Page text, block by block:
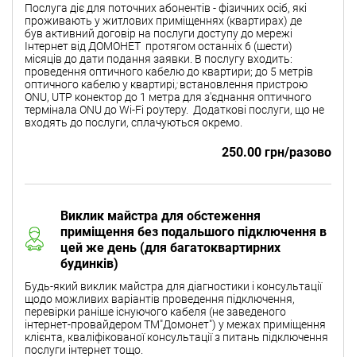
Послуга діє для поточних абонентів - фізичних осіб, які
проживають у житлових приміщеннях (квартирах) де
був активний договір на послуги доступу до мережі
Інтернет від ДОМОНЕТ протягом останніх 6 (шести)
місяців до дати подання заявки. В послугу входить:
проведення оптичного кабелю до квартири; до 5 метрів
оптичного кабелю у квартирі;встановлення пристрою
ONU, UTP конектор до 1 метра для з'єднання оптичного
термінала ONU до Wi-Fi роутеру. Додаткові послуги, що не
входять до послуги, сплачуються окремо.
250.00 грн/разово
Виклик майстра для обстеження
приміщення без подальшого підключення в
цей же день (для багатоквартирних
будинків)
Будь-який виклик майстра для діагностики і консультації
щодо можливих варіантів проведення підключення,
перевірки раніше існуючого кабеля (не заведеного
інтернет-провайдером ТМ"Домонет") у межах приміщення
клієнта, кваліфікованої консультації з питань підключення
послуги інтернет тощо.